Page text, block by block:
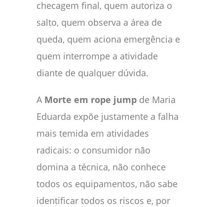
checagem final, quem autoriza o
salto, quem observa a área de
queda, quem aciona emergência e
quem interrompe a atividade
diante de qualquer dúvida.
A Morte em rope jump de Maria
Eduarda expõe justamente a falha
mais temida em atividades
radicais: o consumidor não
domina a técnica, não conhece
todos os equipamentos, não sabe
identificar todos os riscos e, por